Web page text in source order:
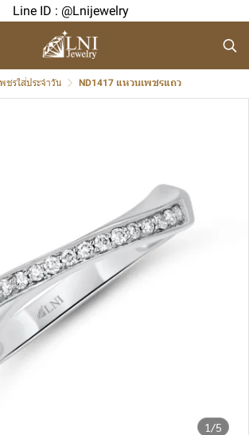
Line ID : @Lnijewelry
ชรใส่ประจำวัน ND1417 แหวนเพชรแถว
1/5